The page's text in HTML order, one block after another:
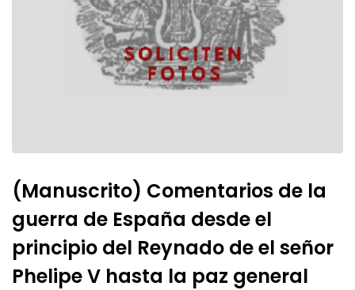
(Manuscrito) Comentarios de la
guerra de España desde el
principio del Reynado de el señor
Phelipe V hasta la paz general